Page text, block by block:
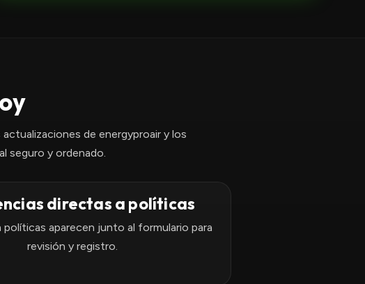
1
de energyproair y los
seguro y ordenado.
directas a políticas
políticas aparecen junto al formulario para
revisión y registro.